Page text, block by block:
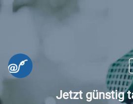
Jetzt günstig